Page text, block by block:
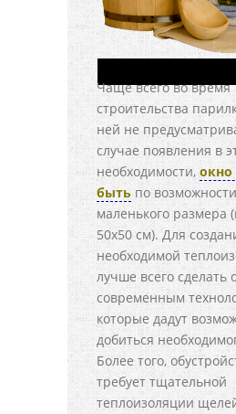
Чаще всего во время
строительства
ней не
случае появления в
необходимости,окно
быть по
маленького размера
50х50 см). Для
необходимой
лучше всего сделать
современным
которые дадут
добиться
Более того,
требует тщательной
теплоизоляции